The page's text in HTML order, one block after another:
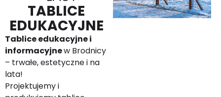
TABLICE
EDUKACYJNE
Tablice edukacyjne i
informacyjnew Brodnicy
– trwałe, estetyczne i na
lata!
Projektujemy i